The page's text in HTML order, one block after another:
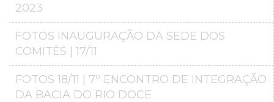
2023
FOTOS INAUGURAÇÃO DA SEDE DOS
COMITÊS | 17/11
FOTOS 18/11 | 7º ENCONTRO DE INTEGRAÇÃO
DA BACIA DO RIO DOCE